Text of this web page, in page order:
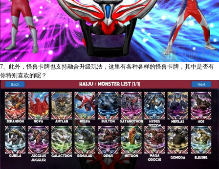
7、此外，怪兽卡牌也支持融合升级玩法，这里有各种各样的怪兽卡牌，其中是否有
你特别喜欢的呢？